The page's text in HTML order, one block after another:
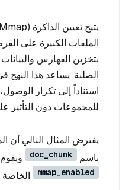
بتخزين الفهارس
الصلبة. يساعد هذا
استناداً إلى تكرار
للمجموعات دون التأثير
يفترض المثال التالي
باسم
doc_chunk
mmap_enabled الخاصة